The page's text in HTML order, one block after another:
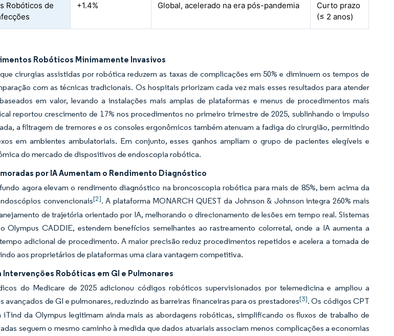
Robóticos de
+1.4% Global, acelerado na era pós-pandemia
Curto prazo
(≤ 2 anos)
Robóticos Minimamente Invasivos
cirurgias assistidas por robótica reduzem as taxas de complicações em 50% e diminuem os tempos de
com as técnicas tradicionais. Os hospitais priorizam cada vez mais esses resultados para atender
em valor, levando a instalações mais amplas de plataformas e menus de procedimentos mais
reportou crescimento de 17% nos procedimentos no primeiro trimestre de 2025, sublinhando o impulso
a filtragem de tremores e os consoles ergonômicos também atenuam a fadiga do cirurgião, permitindo
em ambientes ambulatoriais. Em conjunto, esses ganhos ampliam o grupo de pacientes elegíveis e
do mercado de dispositivos de endoscopia robótica.
por IA Aumentam o Rendimento Diagnóstico
agora elevam o rendimento diagnóstico na broncoscopia robótica para mais de 85%, bem acima da
convencionais[2]. A plataforma MONARCH QUEST da Johnson & Johnson integra 260% mais
de trajetória orientado por IA, melhorando o direcionamento de lesões em tempo real. Sistemas
Olympus CADDIE, estendem benefícios semelhantes ao rastreamento colorretal, onde a IA aumenta a
adicional de procedimento. A maior precisão reduz procedimentos repetidos e acelera a tomada de
aos proprietários de plataformas uma clara vantagem competitiva.
Intervenções Robóticas em GI e Pulmonares
do Medicare de 2025 adicionou códigos robóticos supervisionados por telemedicina e ampliou a
de GI e pulmonares, reduzindo as barreiras financeiras para os prestadores[3]. Os códigos CPT
da Olympus legitimam ainda mais as abordagens robóticas, simplificando os fluxos de trabalho de
seguem o mesmo caminho à medida que dados atuariais associam menos complicações a economias